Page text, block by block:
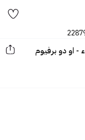
او دو برفيوم